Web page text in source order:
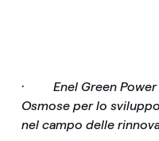
· Enel Green
Osmose per lo
nel campo delle